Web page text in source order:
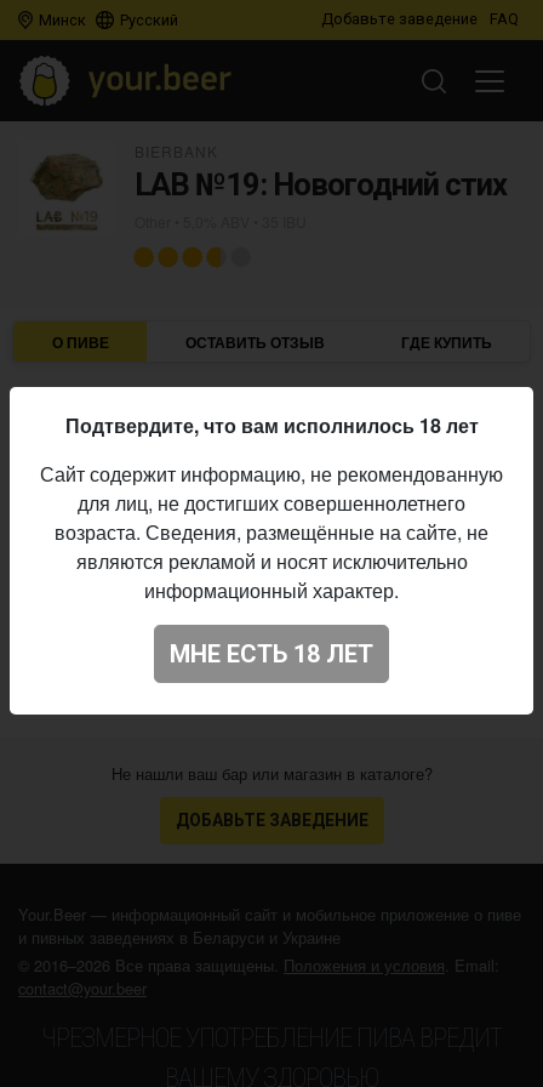
Минск Русский Добавьте заведение FAQ
LAB №19: Новогодний стих
О ПИВЕ ОСТАВИТЬ ОТЗЫВ ГДЕ КУПИТЬ
Other
Плотность:
12,5%
Алкоголь:
5,0%
Горечь:
35 IBU
Начало
26.12.2019
3.643
Не нашли ваш бар или магазин в каталоге?
ДОБАВЬТЕ ЗАВЕДЕНИЕ
Your.Beer — информационный сайт и мобильное приложение о пиве
и пивных заведениях в Беларуси и Украине
© 2016–2026 Все права защищены. Положения и условия . Email:
contact@your.beer
ЧРЕЗМЕРНОЕ УПОТРЕБЛЕНИЕ ПИВА ВРЕДИТ
ВАШЕМУ ЗДОРОВЬЮ
Подтвердите, что вам исполнилось 18 лет
Сайт содержит информацию, не рекомендованную
для лиц, не достигших совершеннолетнего
возраста. Сведения, размещённые на сайте, не
являются рекламой и носят исключительно
информационный характер.
МНЕ ЕСТЬ 18 ЛЕТ